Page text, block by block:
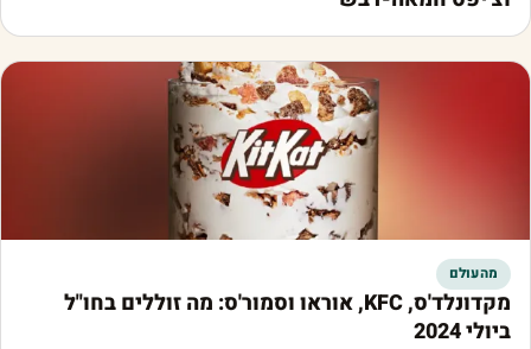
מהעולם
מקדונלד'ס, KFC, אוראו וסמור'ס: מה זוללים בחו"ל
ביולי 2024